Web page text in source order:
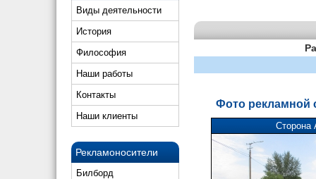
Виды деятельности
История
Философия
Наши работы
Контакты
Наши клиенты
Рекламоносители
Билборд
Фото рекламной
Сторона